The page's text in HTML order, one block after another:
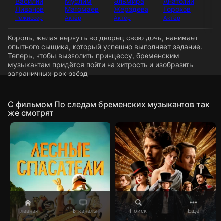
Главная ТВ-каналы Поиск Ещё
Ливанов
Режиссёр
Магомаев
Актёр
Жерздева
Актёр
Горохов
Актёр
Король, желая вернуть во дворец свою дочь, нанимает
опытного сыщика, который успешно выполняет задание.
Теперь, чтобы вызволить принцессу, бременским
музыкантам придётся пойти на хитрость и изобразить
заграничных рок-звёзд
C фильмом По следам бременских музыкантов так
же смотрят